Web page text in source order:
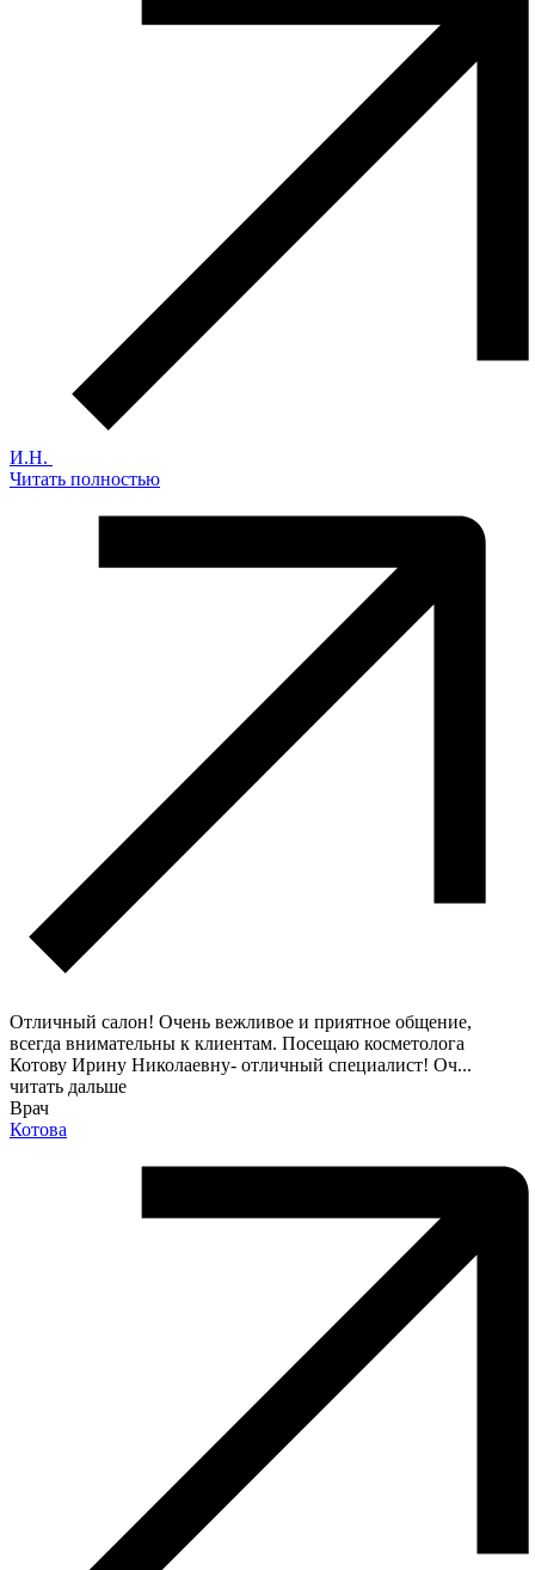
И.Н.
Читать полностью
Отличный салон! Очень вежливое и приятное общение,
всегда внимательны к клиентам. Посещаю косметолога
Котову Ирину Николаевну- отличный специалист! Оч...
читать дальше
Врач
Котова